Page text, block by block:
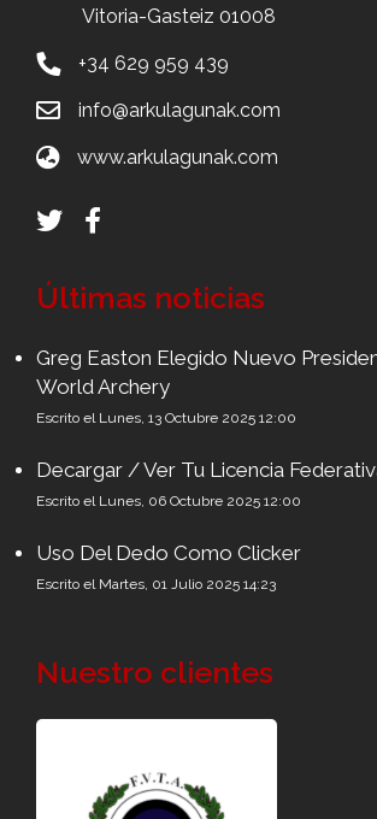
Vitoria-Gasteiz 01008
+34 629 959 439
info@arkulagunak.com
www.arkulagunak.com
Últimas noticias
Greg Easton Elegido Nuevo
World Archery
Escrito el Lunes, 13 Octubre 2025 12:00
Decargar / Ver Tu Licencia
Escrito el Lunes, 06 Octubre 2025 12:00
Uso Del Dedo Como Clicker
Escrito el Martes, 01 Julio 2025 14:23
Nuestro clientes